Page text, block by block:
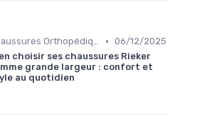
Chaussures Orthopédiques • 06/12/2025
choisir ses chaussures Rieker
grande largeur : confort et
au quotidien